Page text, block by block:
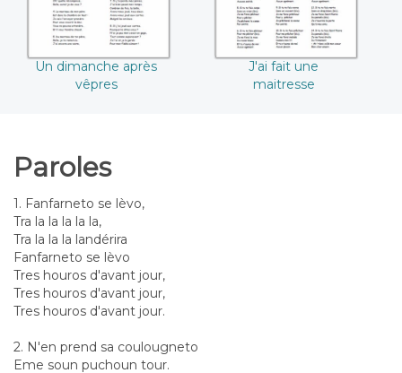
Un dimanche après
vêpres
J'ai fait une
maitresse
Paroles
1. Fanfarneto se lèvo,
Tra la la la la la,
Tra la la la landérira
Fanfarneto se lèvo
Tres houros d'avant jour,
Tres houros d'avant jour,
Tres houros d'avant jour.
2. N'en prend sa coulougneto
Eme soun puchoun tour.